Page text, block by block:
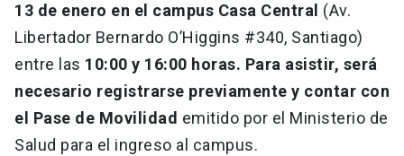
13 de enero en el campus Casa Central (Av.
Libertador Bernardo O’Higgins #340, Santiago)
entre las 10:00 y 16:00 horas. Para asistir, será
necesario registrarse previamente y contar con
el Pase de Movilidad emitido por el Ministerio de
Salud para el ingreso al campus.